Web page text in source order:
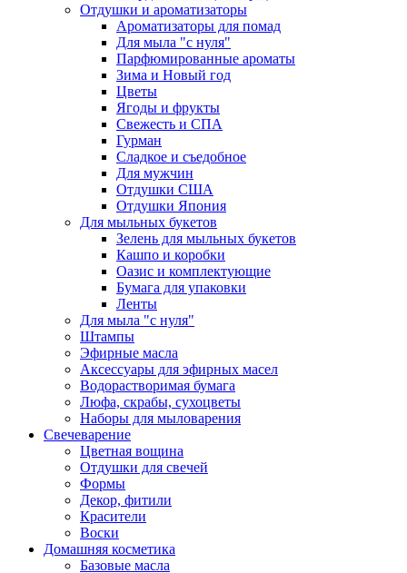
Отдушки и ароматизаторы
Ароматизаторы для помад
Для мыла "с нуля"
Парфюмированные ароматы
Зима и Новый год
Цветы
Ягоды и фрукты
Свежесть и СПА
Гурман
Сладкое и съедобное
Для мужчин
Отдушки США
Отдушки Япония
Для мыльных букетов
Зелень для мыльных букетов
Кашпо и коробки
Оазис и комплектующие
Бумага для упаковки
Ленты
Для мыла "с нуля"
Штампы
Эфирные масла
Аксессуары для эфирных масел
Водорастворимая бумага
Люфа, скрабы, сухоцветы
Наборы для мыловарения
Свечеварение
Цветная вощина
Отдушки для свечей
Формы
Декор, фитили
Красители
Воски
Домашняя косметика
Базовые масла